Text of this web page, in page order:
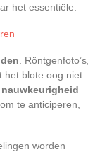
het essentiële.
. Röntgenfoto’s,
het blote oog niet
nauwkeurigheid
te anticiperen,
worden